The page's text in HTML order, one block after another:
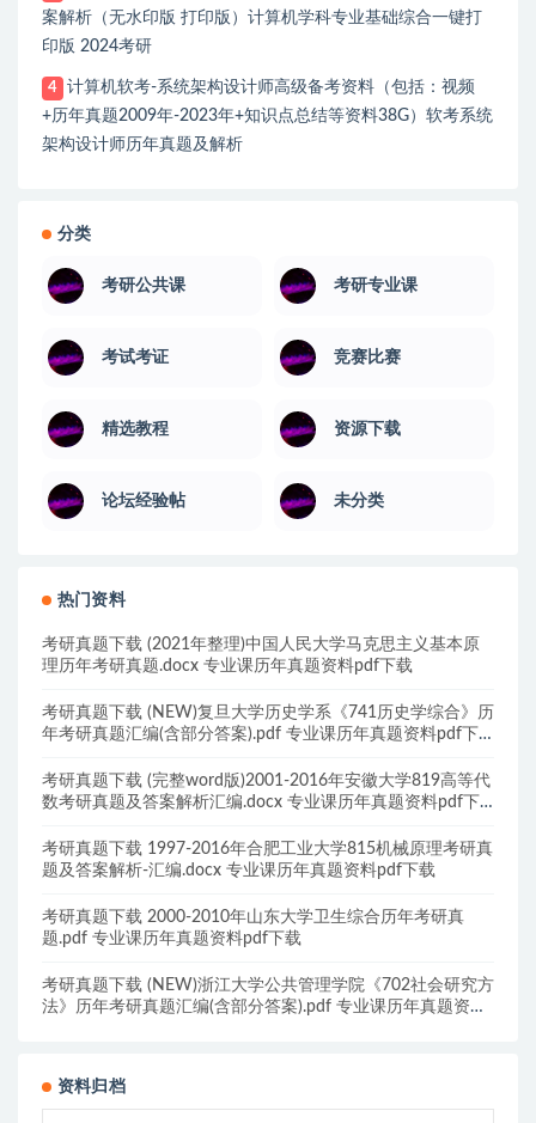
案解析（无水印版 打印版）计算机学科专业基础综合一键打
印版 2024考研
4
计算机软考-系统架构设计师高级备考资料（包括：视频
+历年真题2009年-2023年+知识点总结等资料38G）软考系统
架构设计师历年真题及解析
分类
考研公共课 考研专业课
考试考证 竞赛比赛
精选教程 资源下载
论坛经验帖 未分类
热门资料
考研真题下载 (2021年整理)中国人民大学马克思主义基本原
理历年考研真题.docx 专业课历年真题资料pdf下载
考研真题下载 (NEW)复旦大学历史学系《741历史学综合》历
年考研真题汇编(含部分答案).pdf 专业课历年真题资料pdf下
考研真题下载 (完整word版)2001-2016年安徽大学819高等代
数考研真题及答案解析汇编.docx 专业课历年真题资料pdf下
考研真题下载 1997-2016年合肥工业大学815机械原理考研真
题及答案解析-汇编.docx 专业课历年真题资料pdf下载
考研真题下载 2000-2010年山东大学卫生综合历年考研真
题.pdf 专业课历年真题资料pdf下载
考研真题下载 (NEW)浙江大学公共管理学院《702社会研究方
法》历年考研真题汇编(含部分答案).pdf 专业课历年真题资料
资料归档